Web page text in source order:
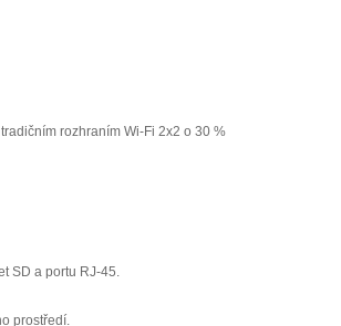
rozhraním Wi-Fi 2x2 o 30 %
SD a portu RJ-45.
prostředí.